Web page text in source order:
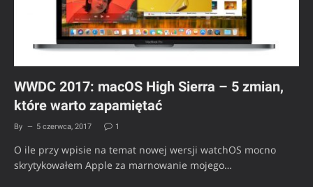
WWDC 2017: macOS High Sierra – 5 zmian,
które warto zapamiętać
By 5 czerwca, 2017 1
O ile przy wpisie na temat nowej wersji watchOS mocno
skrytykowałem Apple za marnowanie mojego…